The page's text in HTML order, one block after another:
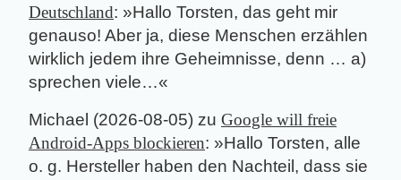
Deutschland: »Hallo Torsten, das geht mir
genauso! Aber ja, diese Menschen erzählen
wirklich jedem ihre Geheimnisse, denn … a)
sprechen viele…«
Michael (2026-08-05) zu Google will freie
Android-Apps blockieren: »Hallo Torsten, alle
o. g. Hersteller haben den Nachteil, dass sie